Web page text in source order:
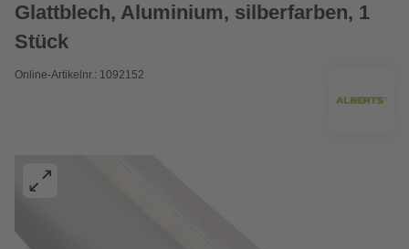
Glattblech, Aluminium, silberfarben, 1
Stück
Online-Artikelnr.: 1092152